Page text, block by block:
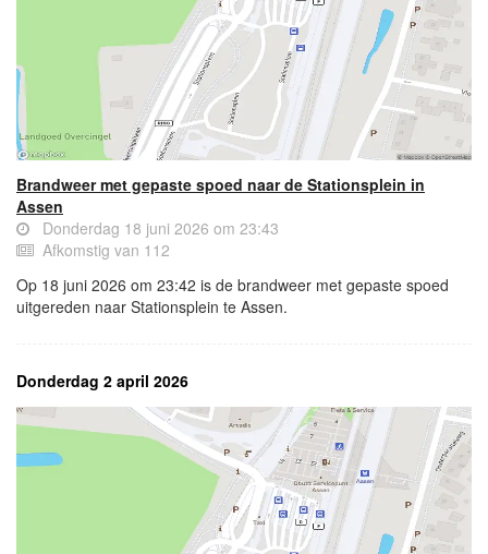
Brandweer met gepaste spoed naar de Stationsplein in
Assen
Donderdag 18 juni 2026 om 23:43
Afkomstig van 112
Op 18 juni 2026 om 23:42 is de brandweer met gepaste spoed
uitgereden naar Stationsplein te Assen.
Donderdag 2 april 2026